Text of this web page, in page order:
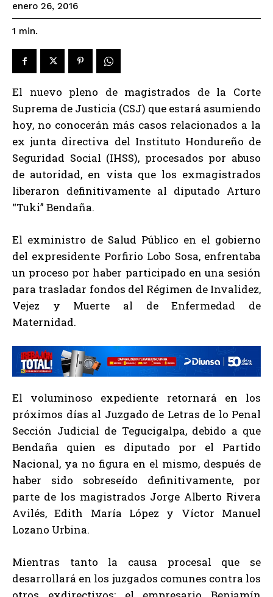
enero 26, 2016
1 min.
El nuevo pleno de magistrados de la Corte
Suprema de Justicia (CSJ) que estará asumiendo
hoy, no conocerán más casos relacionados a la
ex junta directiva del Instituto Hondureño de
Seguridad Social (IHSS), procesados por abuso
de autoridad, en vista que los exmagistrados
liberaron definitivamente al diputado Arturo
“Tuki” Bendaña.
El exministro de Salud Público en el gobierno
del expresidente Porfirio Lobo Sosa, enfrentaba
un proceso por haber participado en una sesión
para trasladar fondos del Régimen de Invalidez,
Vejez y Muerte al de Enfermedad de
Maternidad.
El voluminoso expediente retornará en los
próximos días al Juzgado de Letras de lo Penal
Sección Judicial de Tegucigalpa, debido a que
Bendaña quien es diputado por el Partido
Nacional, ya no figura en el mismo, después de
haber sido sobreseído definitivamente, por
parte de los magistrados Jorge Alberto Rivera
Avilés, Edith María López y Víctor Manuel
Lozano Urbina.
Mientras tanto la causa procesal que se
desarrollará en los juzgados comunes contra los